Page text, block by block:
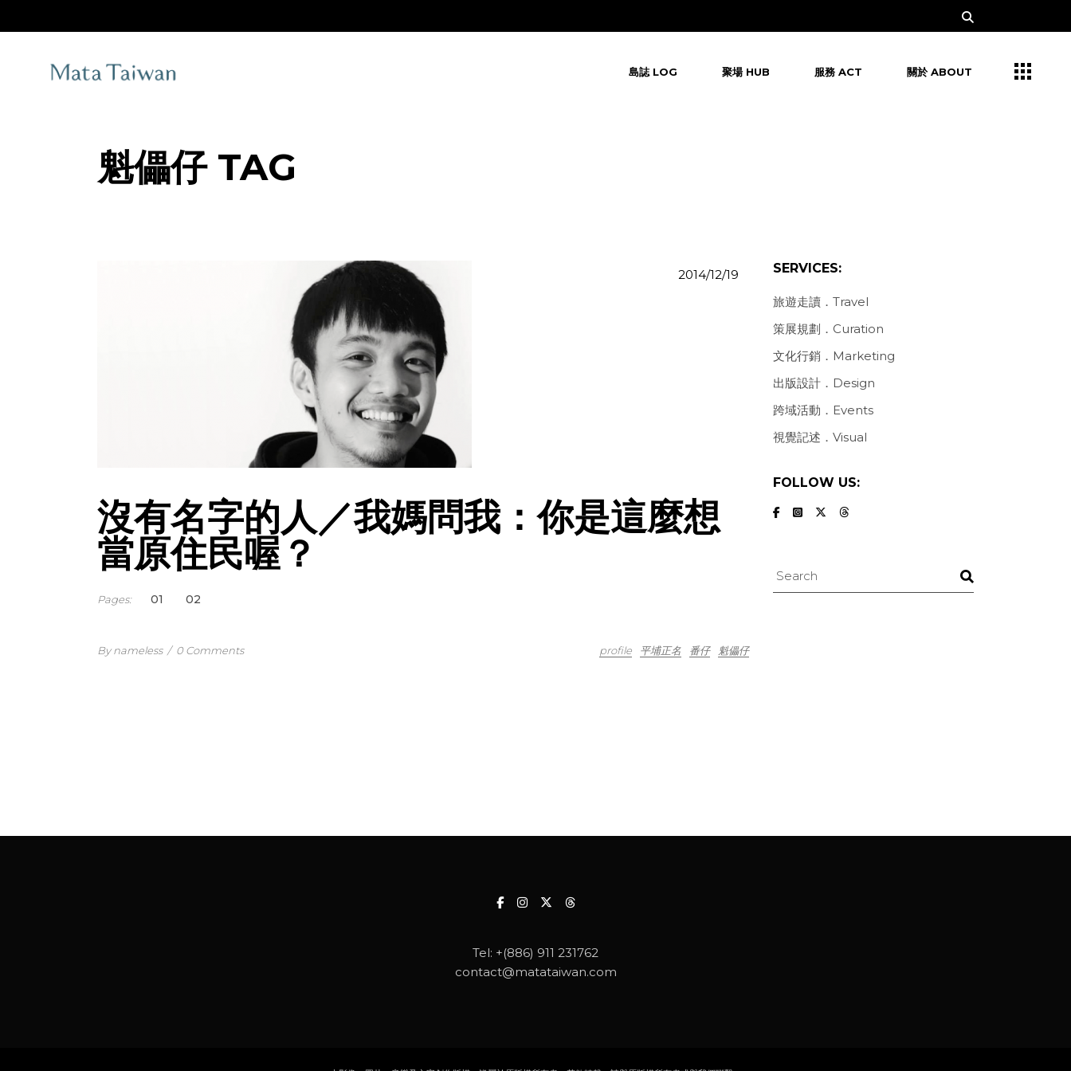
the
島誌 LOG 聚場 HUB 服務 ACT 關於 ABOUT
魁儡仔 TAG
2014/12/19
沒有名字的人／我媽問我：你是這麼想
當原住民喔？
Pages: 1 2
By nameless / 0 Comments profile 平埔正名 番仔 魁儡仔
SERVICES:
旅遊走讀．Travel
策展規劃．Curation
文化行銷．Marketing
出版設計．Design
跨域活動．Events
視覺記述．Visual
FOLLOW US:
Search
Tel: +(886) 911 231762
contact@matataiwan.com